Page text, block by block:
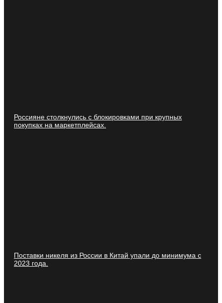
Россияне столкнулись с блокировками при крупных
покупках на маркетплейсах.
Поставки никеля из России в Китай упали до минимума с
2023 года.